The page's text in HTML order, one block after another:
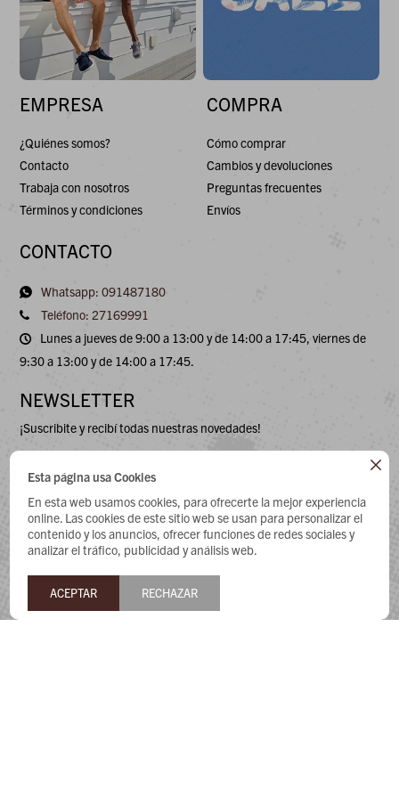

Esta página usa Cookies
En esta web usamos cookies, para ofrecerte la mejor experiencia
online. Las cookies de este sitio web se usan para personalizar el
contenido y los anuncios, ofrecer funciones de redes sociales y
analizar el tráfico, publicidad y análisis web.
ACEPTAR RECHAZAR
EMPRESA
¿Quiénes somos?
Contacto
Trabaja con nosotros
Términos y condiciones
COMPRA
Cómo comprar
Cambios y devoluciones
Preguntas frecuentes
Envíos
CONTACTO
Whatsapp: 091487180
Teléfono: 27169991
Lunes a jueves de 9:00 a 13:00 y de 14:00 a 17:45, viernes de
9:30 a 13:00 y de 14:00 a 17:45.
NEWSLETTER
¡Suscribite y recibí todas nuestras novedades!
  